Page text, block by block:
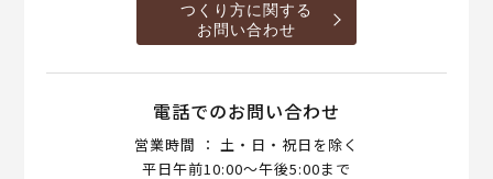
つくり方に関する
お問い合わせ
電話でのお問い合わせ
営業時間 ： 土・日・祝日を除く
平日午前10:00～午後5:00まで